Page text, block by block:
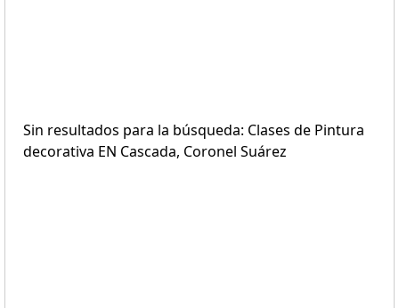
Sin resultados para la búsqueda: Clases de Pintura
decorativa EN Cascada, Coronel Suárez